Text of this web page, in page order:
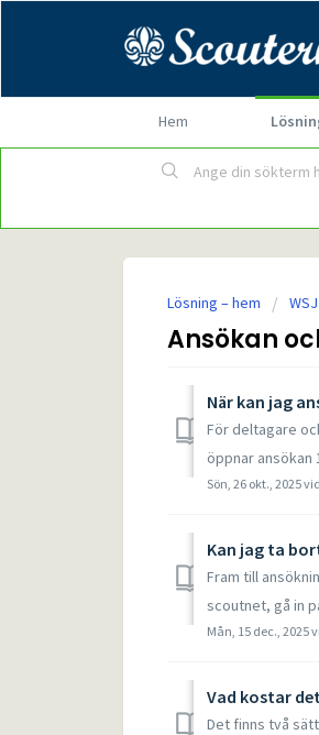
Hem
Lösning – hem
Ansökan
När kan jag
För deltagare
öppnar
Sön, 26 okt., 2025
Kan jag ta
Fram till
scoutnet, gå in
Mån, 15 dec., 2025
Vad kostar
Det finns två